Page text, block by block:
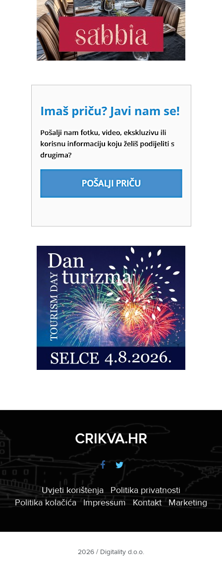
CRIKVA.HR
Uvjeti korištenja
Politika privatnosti
Politika kolačića
Impressum Kontakt Marketing
2026 / Digitality d.o.o.